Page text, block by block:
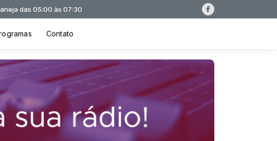
Contato